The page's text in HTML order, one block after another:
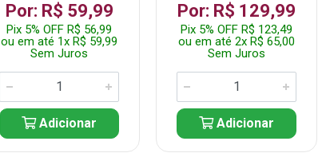
Por: R$ 59,99
Pix 5% OFF R$ 56,99
ou em até 1x R$ 59,99
Sem Juros
Adicionar
Por: R$ 129,99
Pix 5% OFF R$ 123,49
ou em até 2x R$ 65,00
Sem Juros
Adicionar